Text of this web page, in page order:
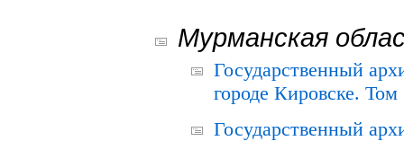
Мурманская
Государственный
городе Кировске.
Государственный